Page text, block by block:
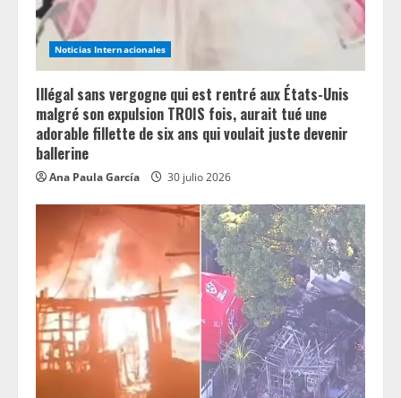
Noticias Internacionales
Illégal sans vergogne qui est rentré aux États-Unis
malgré son expulsion TROIS fois, aurait tué une
adorable fillette de six ans qui voulait juste devenir
ballerine
Ana Paula García 30 julio 2026